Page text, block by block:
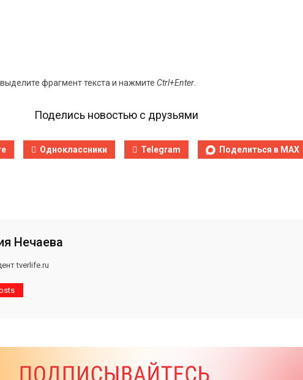
фрагмент текста и нажмите Ctrl+Enter
Поделись новостью с друзьями
Одноклассники Telegram Поделиться в MAX
Нечаева
tverlife.ru